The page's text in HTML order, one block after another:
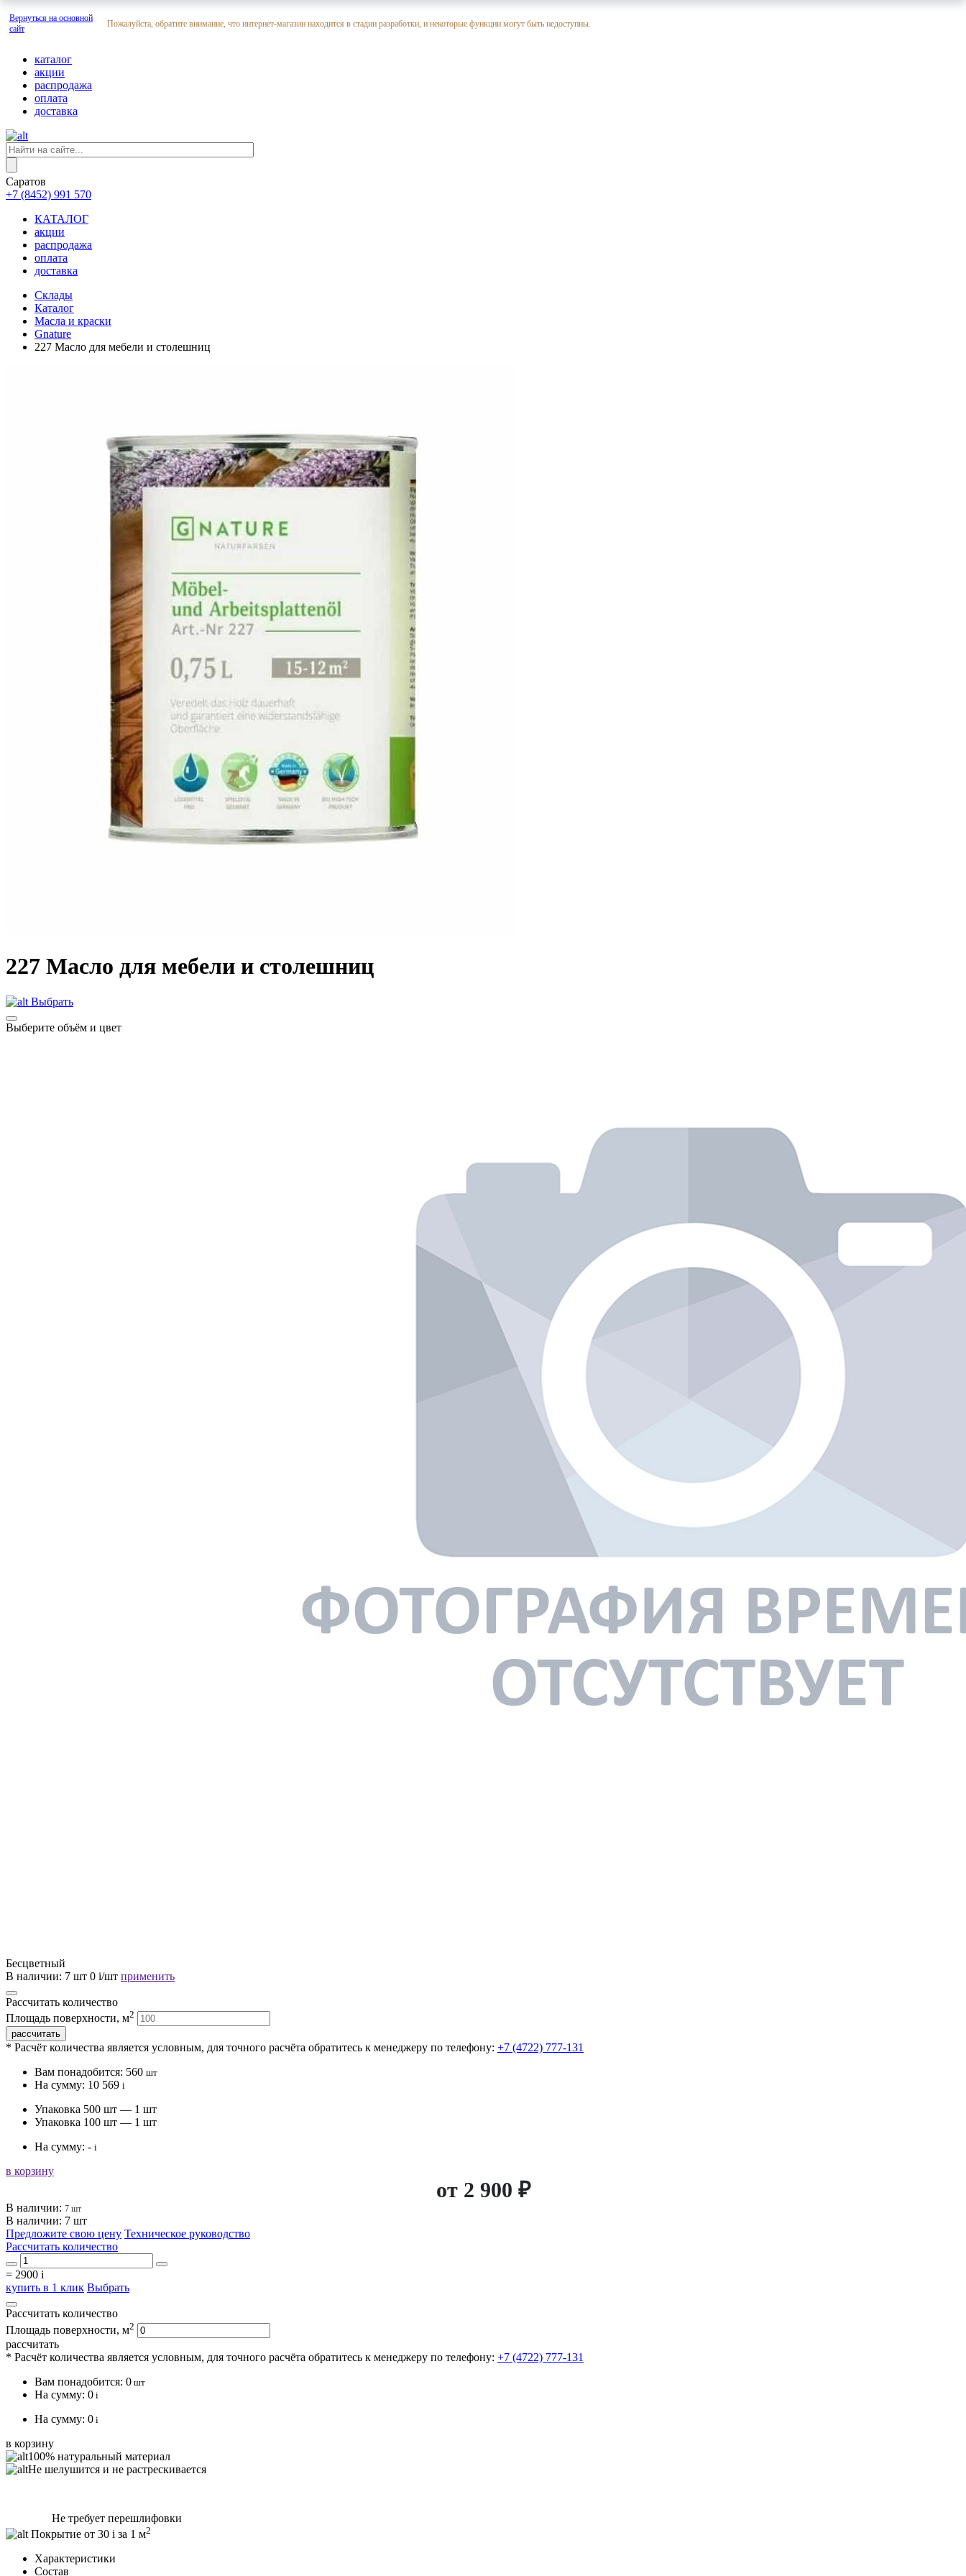
Вернуться на основной
сайт
Пожалуйста, обратите внимание, что интернет-магазин находится в стадии разработки, и некоторые функции могут быть недоступны.
каталог
акции
распродажа
оплата
доставка
Саратов
+7 (8452) 991 570
КАТАЛОГ
акции
распродажа
оплата
доставка
Склады
Каталог
Масла и краски
Gnature
227 Масло для мебели и столешниц
227 Масло для мебели и столешниц
Выбрать
Выберите объём и цвет
Бесцветный
В наличии: 7 шт 0 i/шт применить
Рассчитать количество
Площадь поверхности, м2
* Расчёт количества является условным, для точного расчёта обратитесь к менеджеру по телефону: +7 (4722) 777-131
Вам понадобится: 560 шт
На сумму: 10 569 i
Упаковка 500 шт — 1 шт
Упаковка 100 шт — 1 шт
На сумму: - i
в корзину
от 2 900 ₽
В наличии: 7 шт
В наличии: 7 шт
Предложите свою цену Техническое руководство
Рассчитать количество
= 2900 i
купить в 1 клик Выбрать
Рассчитать количество
Площадь поверхности, м2
рассчитать
* Расчёт количества является условным, для точного расчёта обратитесь к менеджеру по телефону: +7 (4722) 777-131
Вам понадобится: 0 шт
На сумму: 0 i
На сумму: 0 i
в корзину
100% натуральный материал
Не шелушится и не растрескивается
Не требует перешлифовки
Покрытие от 30 i за 1 м2
Характеристики
Состав